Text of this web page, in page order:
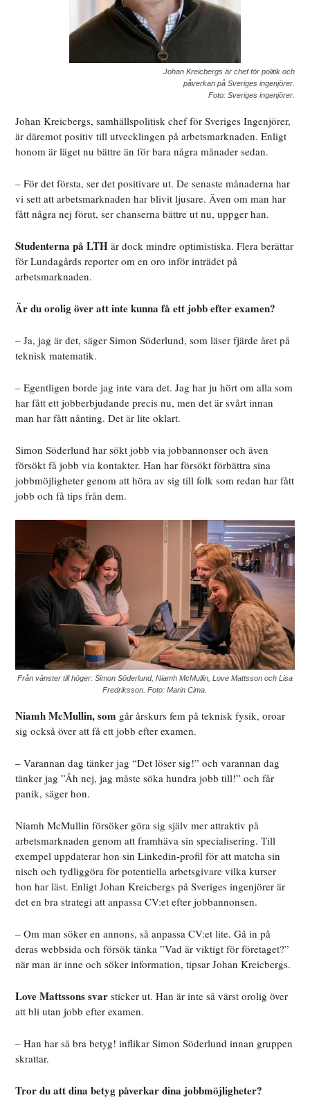
Johan Kreicbergs är chef för politik och
påverkan på Sveriges ingenjörer.
Foto: Sveriges ingenjörer.
Johan Kreicbergs, samhällspolitisk chef för Sveriges Ingenjörer,
är däremot positiv till utvecklingen på arbetsmarknaden. Enligt
honom är läget nu bättre än för bara några månader sedan.
– För det första, ser det positivare ut. De senaste månaderna har
vi sett att arbetsmarknaden har blivit ljusare. Även om man har
fått några nej förut, ser chanserna bättre ut nu, uppger han.
Studenterna på LTH är dock mindre optimistiska. Flera berättar
för Lundagårds reporter om en oro inför inträdet på
arbetsmarknaden.
Är du orolig över att inte kunna få ett jobb efter examen?
– Ja, jag är det, säger Simon Söderlund, som läser fjärde året på
teknisk matematik.
– Egentligen borde jag inte vara det. Jag har ju hört om alla som
har fått ett jobberbjudande precis nu, men det är svårt innan
man har fått nånting. Det är lite oklart.
Simon Söderlund har sökt jobb via jobbannonser och även
försökt få jobb via kontakter. Han har försökt förbättra sina
jobbmöjligheter genom att höra av sig till folk som redan har fått
jobb och få tips från dem.
Från vänster till höger: Simon Söderlund, Niamh McMullin, Love Mattsson och Lisa
Fredriksson. Foto: Marin Cima.
Niamh McMullin, som går årskurs fem på teknisk fysik, oroar
sig också över att få ett jobb efter examen.
– Varannan dag tänker jag “Det löser sig!” och varannan dag
tänker jag ”Åh nej, jag måste söka hundra jobb till!” och får
panik, säger hon.
Niamh McMullin försöker göra sig själv mer attraktiv på
arbetsmarknaden genom att framhäva sin specialisering. Till
exempel uppdaterar hon sin Linkedin-profil för att matcha sin
nisch och tydliggöra för potentiella arbetsgivare vilka kurser
hon har läst. Enligt Johan Kreicbergs på Sveriges ingenjörer är
det en bra strategi att anpassa CV:et efter jobbannonsen.
– Om man söker en annons, så anpassa CV:et lite. Gå in på
deras webbsida och försök tänka ”Vad är viktigt för företaget?”
när man är inne och söker information, tipsar Johan Kreicbergs.
Love Mattssons svar sticker ut. Han är inte så värst orolig över
att bli utan jobb efter examen.
– Han har så bra betyg! inflikar Simon Söderlund innan gruppen
skrattar.
Tror du att dina betyg påverkar dina jobbmöjligheter?